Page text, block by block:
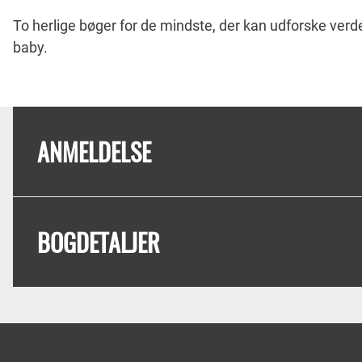
To herlige bøger for de mindste, der kan udforske
baby.
ANMELDELSE
BOGDETALJER